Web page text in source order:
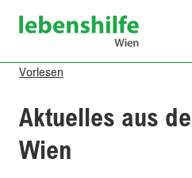
Lebenshilfe Wien
Vorlesen
Aktuelles aus
Wien